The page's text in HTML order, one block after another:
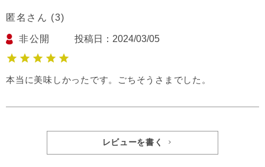
匿名 3
非公開 投稿日 2024/03/05
本当に美味しかったです。ごちそうさまでした。
レビューを書く